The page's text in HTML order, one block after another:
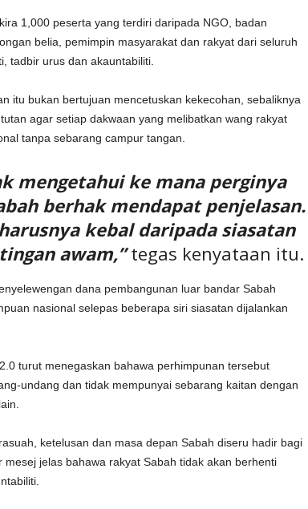
1,000 peserta yang terdiri daripada NGO, badan
belia, pemimpin masyarakat dan rakyat dari seluruh
tadbir urus dan akauntabiliti.
itu bukan bertujuan mencetuskan kekecohan, sebaliknya
agar setiap dakwaan yang melibatkan wang rakyat
tanpa sebarang campur tangan.
mengetahui ke mana perginya
berhak mendapat penjelasan.
kebal daripada siasatan
awam,”tegas kenyataan itu.
dana pembangunan luar bandar Sabah
nasional selepas beberapa siri siasatan dijalankan
turut menegaskan bahawa perhimpunan tersebut
undang dan tidak mempunyai sebarang kaitan dengan
ketelusan dan masa depan Sabah diseru hadir bagi
jelas bahawa rakyat Sabah tidak akan berhenti